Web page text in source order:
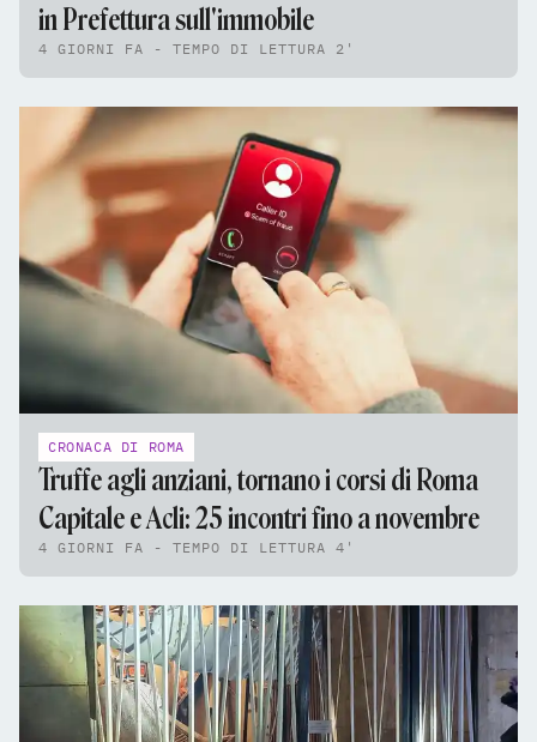
in Prefettura sull'immobile
4 GIORNI FA - TEMPO DI LETTURA 2'
CRONACA DI ROMA
Truffe agli anziani, tornano i corsi di Roma
Capitale e Acli: 25 incontri fino a novembre
4 GIORNI FA - TEMPO DI LETTURA 4'